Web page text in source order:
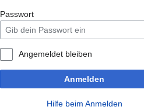
Passwort
Angemeldet bleiben
Anmelden
Hilfe beim Anmelden